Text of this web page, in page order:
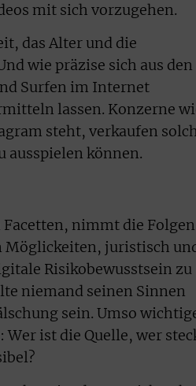
mit sich vorzugehen.
das Alter und die
wie präzise sich aus den
Surfen im Internet
lassen. Konzerne
steht, verkaufen
ausspielen können.
Facetten, nimmt die Folgen
Möglickeiten, juristisch
Risikobewusstsein zu
niemand seinen Sinnen
sein. Umso
ist die Quelle, wer